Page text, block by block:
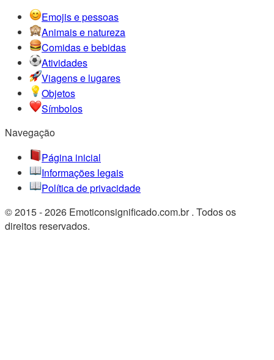
Emojis e pessoas
Animais e natureza
Comidas e bebidas
Atividades
Viagens e lugares
Objetos
Símbolos
Navegação
Página inicial
Informações legais
Política de privacidade
© 2015 - 2026 Emoticonsignificado.com.br . Todos os
direitos reservados.